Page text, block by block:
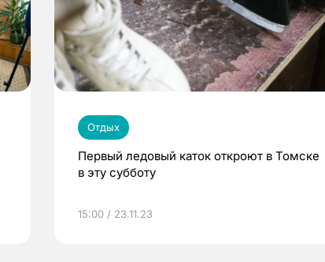
Отдых
Первый ледовый каток откроют в Томске
в эту субботу
15:00 / 23.11.23